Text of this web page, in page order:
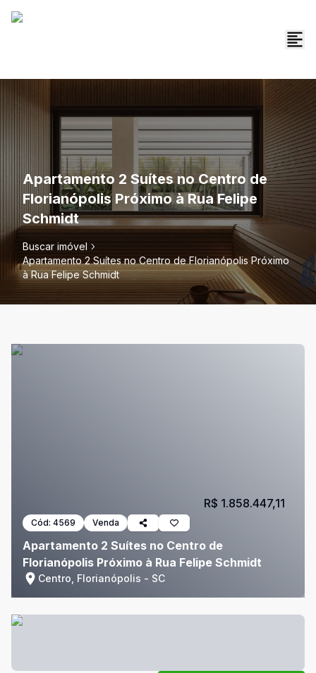
Apartamento 2 Suítes no Centro de
Florianópolis Próximo à Rua Felipe
Schmidt
Buscar imóvel
Apartamento 2 Suítes no Centro de Florianópolis Próximo
à Rua Felipe Schmidt
Cód: 4569 Venda
Apartamento 2 Suítes no Centro de
Florianópolis Próximo à Rua Felipe Schmidt
Centro, Florianópolis - SC
R$ 1.858.447,11